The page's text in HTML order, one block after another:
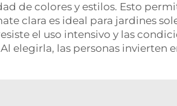
de colores y estilos. Esto
clara es ideal para jardines
el uso intensivo y las
elegirla, las personas invierten